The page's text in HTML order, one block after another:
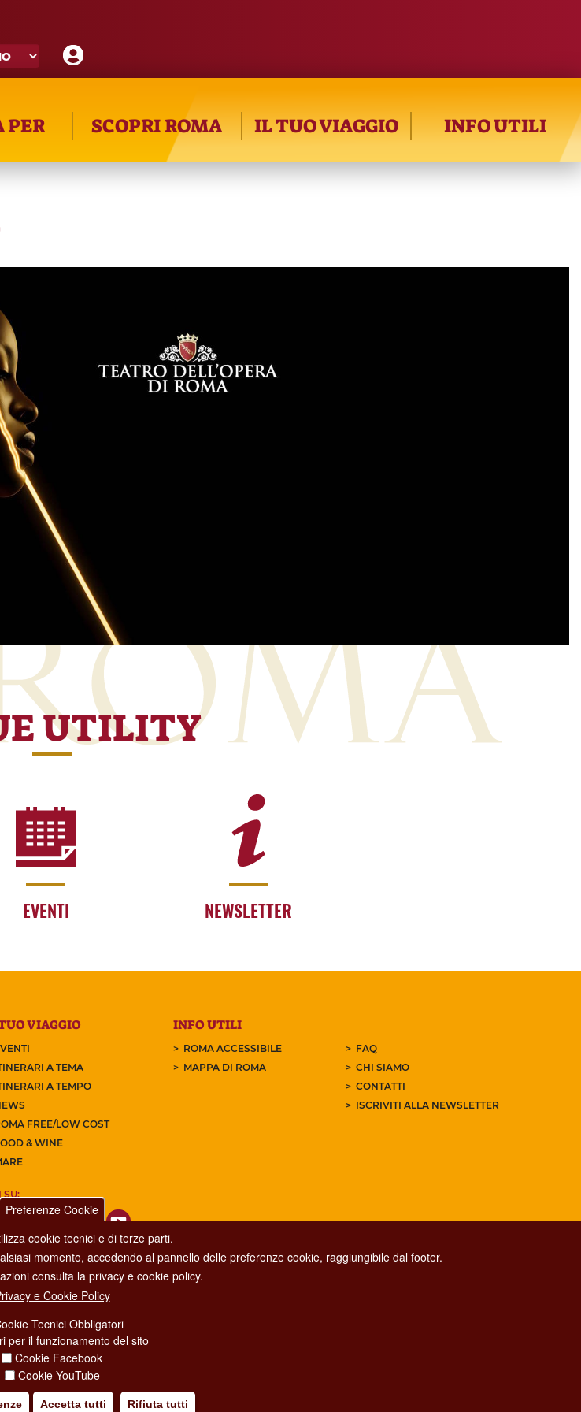
PER SCOPRI ROMA IL TUO VIAGGIO INFO UTILI
UTILITY
EVENTI NEWSLETTER
VIAGGIO
A TEMA
A TEMPO
FREE/LOW COST
& WINE
INFO UTILI
ROMA ACCESSIBILE
MAPPA DI ROMA
FAQ
CHI SIAMO
CONTATTI
ISCRIVITI ALLA NEWSLETTER
SU:
Grandi Eventi, Sport, Turismo e Moda.
Basilio, 51
Preferenze Cookie
cookie tecnici e di terze parti.
momento, accedendo al pannello delle preferenze cookie, raggiungibile dal footer.
consulta la privacy e cookie policy.
e Cookie Policy
Tecnici Obbligatori
per il funzionamento del sito
Cookie Facebook
Cookie YouTube
Accetta tutti Rifiuta tutti